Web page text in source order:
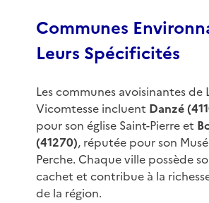
Communes
Leurs Spécificités
Les communes avoisinantes de
Vicomtesse incluent Danzé
pour son église Saint-Pierre et
(41270), réputée pour son
Perche. Chaque ville possède
cachet et contribue à la
de la région.